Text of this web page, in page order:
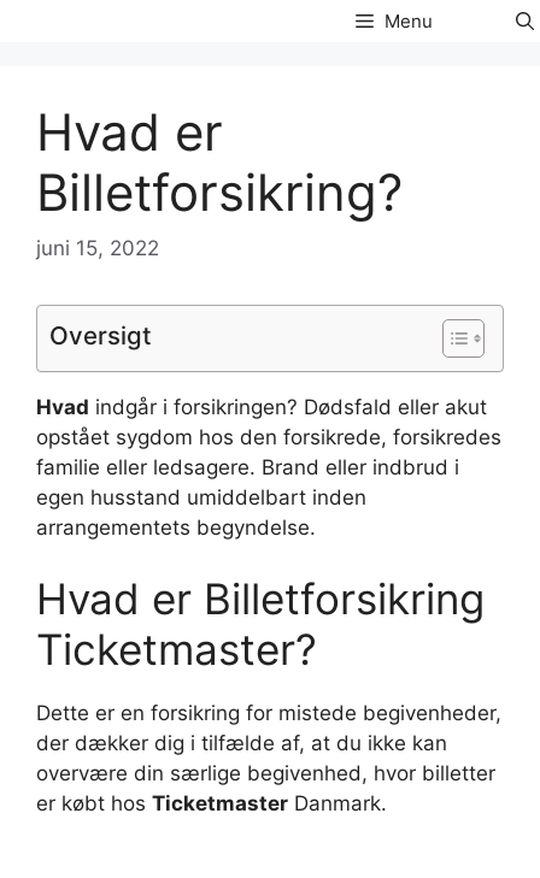
Menu
Hvad er
Billetforsikring?
juni 15, 2022
Oversigt
Hvad indgår i forsikringen? Dødsfald eller akut
opstået sygdom hos den forsikrede, forsikredes
familie eller ledsagere. Brand eller indbrud i
egen husstand umiddelbart inden
arrangementets begyndelse.
Hvad er Billetforsikring
Ticketmaster?
Dette er en forsikring for mistede begivenheder,
der dækker dig i tilfælde af, at du ikke kan
overvære din særlige begivenhed, hvor billetter
er købt hos Ticketmaster Danmark.